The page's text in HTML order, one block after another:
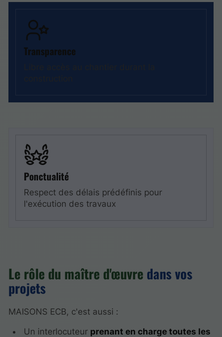
Transparence
Ponctualité
Respect des délais prédéfinis pour
l'exécution des travaux
Le rôle du maître d'œuvre dans vos
projets
MAISONS ECB, c'est aussi :
Un interlocuteur prenant en charge toutes les